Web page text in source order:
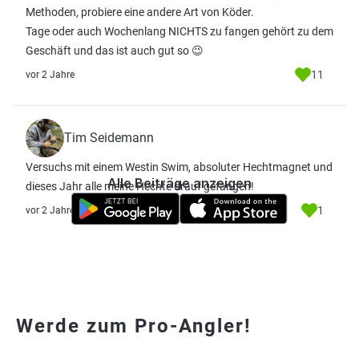
Methoden, probiere eine andere Art von Köder.
Tage oder auch Wochenlang NICHTS zu fangen gehört zu dem
Geschäft und das ist auch gut so 😉
vor 2 Jahre 11
Tim Seidemann
Versuchs mit einem Westin Swim, absoluter Hechtmagnet und
dieses Jahr alle meine Hechte drauf gefangen!
vor 2 Jahre 1
Alle Beiträge anzeigen
Werde zum Pro-Angler!